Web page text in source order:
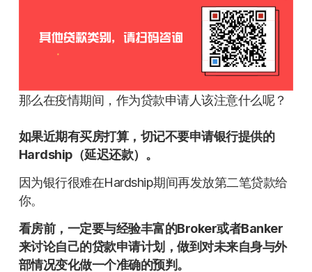
那么在疫情期间，作为贷款申请人该注意什么呢？
如果近期有买房打算，切记不要申请银行提供的
Hardship（延迟还款）。
因为银行很难在Hardship期间再发放第二笔贷款给
你。
看房前，一定要与经验丰富的Broker或者Banker
来讨论自己的贷款申请计划，做到对未来自身与外
部情况变化做一个准确的预判。